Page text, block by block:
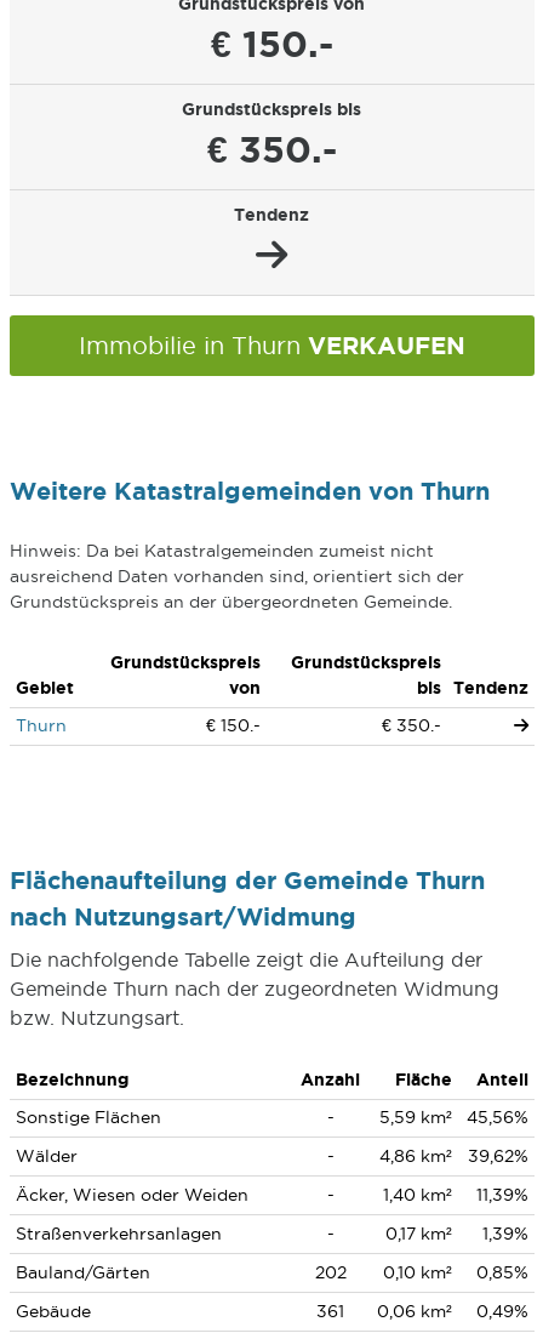
€ 150.-
Grundstückspreis bis
€ 350.-
Tendenz
Immobilie in Thurn VERKAUFEN
Weitere Katastralgemeinden von Thurn
Hinweis: Da bei Katastralgemeinden zumeist nicht
ausreichend Daten vorhanden sind, orientiert sich der
Grundstückspreis an der übergeordneten Gemeinde.
Gebiet
Grundstückspreis
von
Grundstückspreis
bis
Tendenz
Thurn
€ 150.- € 350.-
Flächenaufteilung der Gemeinde Thurn
nach Nutzungsart/Widmung
Die nachfolgende Tabelle zeigt die Aufteilung der
Gemeinde Thurn nach der zugeordneten Widmung
bzw. Nutzungsart.
Bezeichnung Anzahl Fläche
Anteil
Sonstige Flächen
- 5,59 km²
45,56%
Wälder
- 4,86 km²
39,62%
Äcker, Wiesen oder Weiden
- 1,40 km²
11,39%
Straßenverkehrsanlagen
- 0,17 km²
1,39%
Bauland/Gärten
202 0,10 km²
0,85%
Gebäude
361 0,06 km² 0,49%